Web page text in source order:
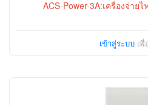
ACS-Power-3A:เครื่องจ่าย
เข้าสู่ระบบเพื่